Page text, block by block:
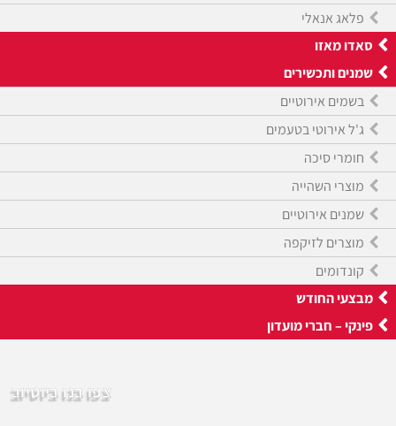
פלאג אנאלי
סאדו מאזו
שמנים ותכשירים
בשמים אירוטיים
ג'ל אירוטי בטעמים
חומרי סיכה
מוצרי השהייה
שמנים אירוטיים
מוצרים לזיקפה
קונדומים
מבצעי החודש
פינקי – חברי מועדון
צפו בנו ביוטיוב